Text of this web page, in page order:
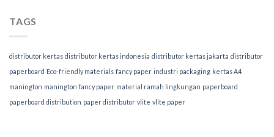
TAGS
distributor kertas distributor kertas indonesia distributor kertas jakarta distributor
paperboard Eco-friendly materials fancy paper industri packaging kertas A4
manington manington fancy paper material ramah lingkungan paperboard
paperboard distribution paper distributor vlite vlite paper